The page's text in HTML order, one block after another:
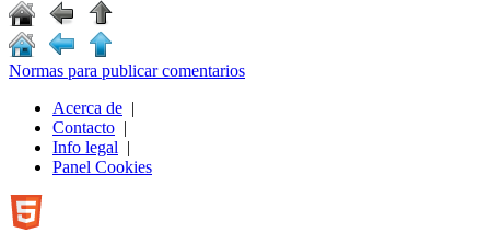
Normas para publicar comentarios
Acerca de |
Contacto |
Info legal |
Panel Cookies